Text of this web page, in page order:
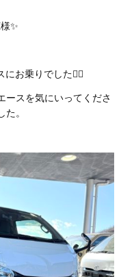
✨
お乗りでした💁‍♀️
ースを気にいってくださ
。